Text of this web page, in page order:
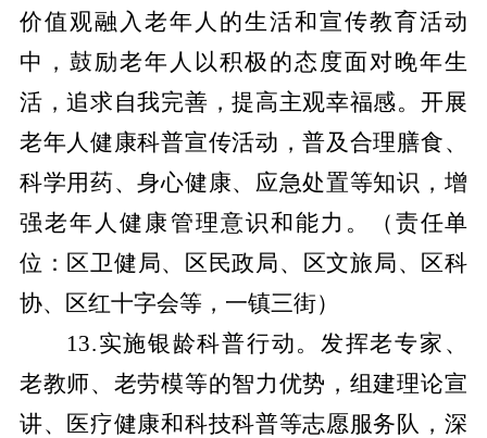
价值观融入老年人的生活和宣传教育活动
中，鼓励老年人以积极的态度面对晚年生
活，追求自我完善，提高主观幸福感。开展
老年人健康科普宣传活动，普及合理膳食、
科学用药、身心健康、应急处置等知识，增
强老年人健康管理意识和能力。
（责任单
位：区卫健局、区民政局、区文旅局、区科
协、区红十字会等，一镇三街）
13.实施银龄科普行动。发挥老专家、
老教师、老劳模等的智力优势，组建理论宣
讲、医疗健康和科技科普等志愿服务队，深